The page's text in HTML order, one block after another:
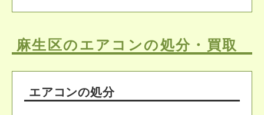
麻生区のエアコンの処分・買取
エアコンの処分